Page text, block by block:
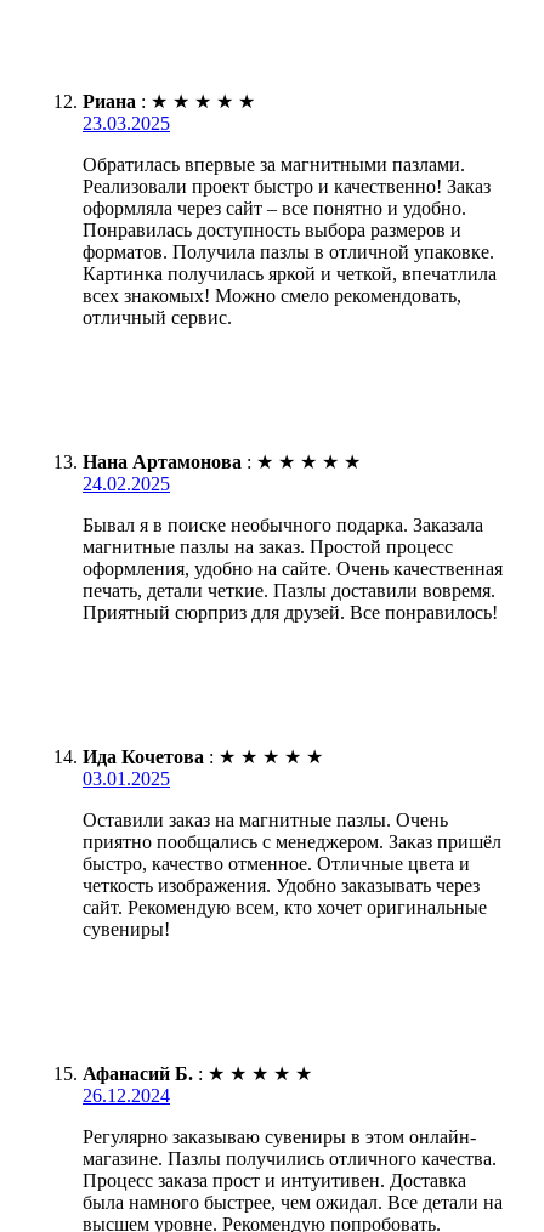
Риана : ★ ★ ★ ★ ★
23.03.2025
Обратилась впервые за магнитными пазлами.
Реализовали проект быстро и качественно! Заказ
оформляла через сайт – все понятно и удобно.
Понравилась доступность выбора размеров и
форматов. Получила пазлы в отличной упаковке.
Картинка получилась яркой и четкой, впечатлила
всех знакомых! Можно смело рекомендовать,
отличный сервис.
Нана Артамонова : ★ ★ ★ ★ ★
24.02.2025
Бывал я в поиске необычного подарка. Заказала
магнитные пазлы на заказ. Простой процесс
оформления, удобно на сайте. Очень качественная
печать, детали четкие. Пазлы доставили вовремя.
Приятный сюрприз для друзей. Все понравилось!
Ида Кочетова : ★ ★ ★ ★ ★
03.01.2025
Оставили заказ на магнитные пазлы. Очень
приятно пообщались с менеджером. Заказ пришёл
быстро, качество отменное. Отличные цвета и
четкость изображения. Удобно заказывать через
сайт. Рекомендую всем, кто хочет оригинальные
сувениры!
Афанасий Б. : ★ ★ ★ ★ ★
26.12.2024
Регулярно заказываю сувениры в этом онлайн-
магазине. Пазлы получились отличного качества.
Процесс заказа прост и интуитивен. Доставка
была намного быстрее, чем ожидал. Все детали на
высшем уровне. Рекомендую попробовать.